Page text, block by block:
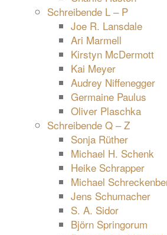
Schreibende L – P
Joe R. Lansdale
Ari Marmell
Kirstyn McDermott
Kai Meyer
Audrey Niffenegger
Germaine Paulus
Oliver Plaschka
Schreibende Q – Z
Sonja Rüther
Michael H. Schenk
Heike Schrapper
Michael
Jens Schumacher
S. A. Sidor
Björn Springorum